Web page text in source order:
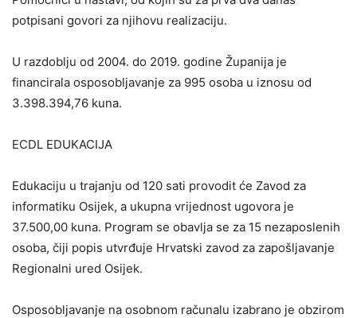
potpisani govori za njihovu realizaciju.
U razdoblju od 2004. do 2019. godine Županija je
financirala osposobljavanje za 995 osoba u iznosu od
3.398.394,76 kuna.
ECDL EDUKACIJA
Edukaciju u trajanju od 120 sati provodit će Zavod za
informatiku Osijek, a ukupna vrijednost ugovora je
37.500,00 kuna. Program se obavlja se za 15 nezaposlenih
osoba, čiji popis utvrđuje Hrvatski zavod za zapošljavanje
Regionalni ured Osijek.
Osposobljavanje na osobnom računalu izabrano je obzirom